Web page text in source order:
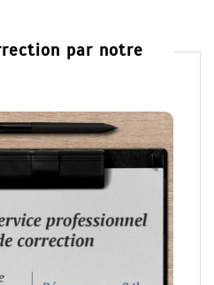
par notre